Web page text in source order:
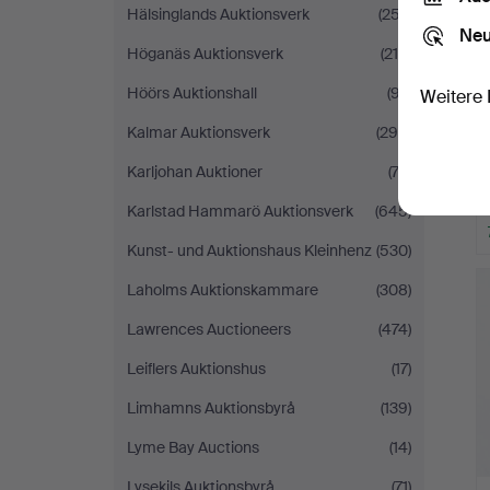
Hälsinglands Auktionsverk
(257)
Höganäs Auktionsverk
(215)
Höörs Auktionshall
(97)
Kalmar Auktionsverk
(294)
Karljohan Auktioner
(72)
Karlstad Hammarö Auktionsverk
(645)
Kunst- und Auktionshaus Kleinhenz (530)
Laholms Auktionskammare
(308)
Lawrences Auctioneers
(474)
Leiflers Auktionshus
(17)
Limhamns Auktionsbyrå
(139)
Lyme Bay Auctions
(14)
Weitere